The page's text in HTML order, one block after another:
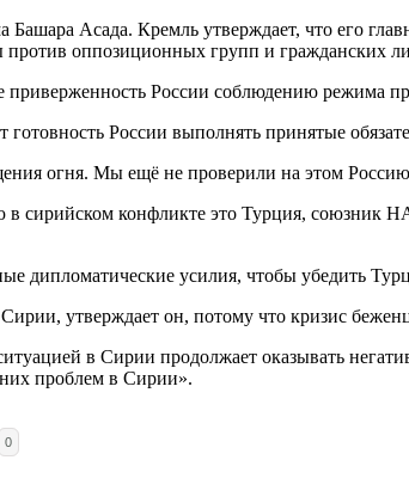
Асада. Кремль утверждает, что его
оппозиционных групп и гражданских
России соблюдению режима
России выполнять принятые
огня. Мы ещё не проверили на этом
в сирийском конфликте это Турция,
дипломатические усилия, чтобы убедить
утверждает он, потому что кризис
в Сирии продолжает оказывать
проблем в Сирии».
0